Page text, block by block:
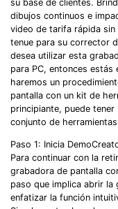
su base de clientes.
dibujos continuos e
video de tarifa rápida
tenue para su corrector
desea utilizar esta
para PC, entonces
haremos un
pantalla con un kit de
principiante, puede
conjunto de
Paso 1: Inicia
Para continuar con la
grabadora de pantalla
paso que implica abrir la
enfatizar la función